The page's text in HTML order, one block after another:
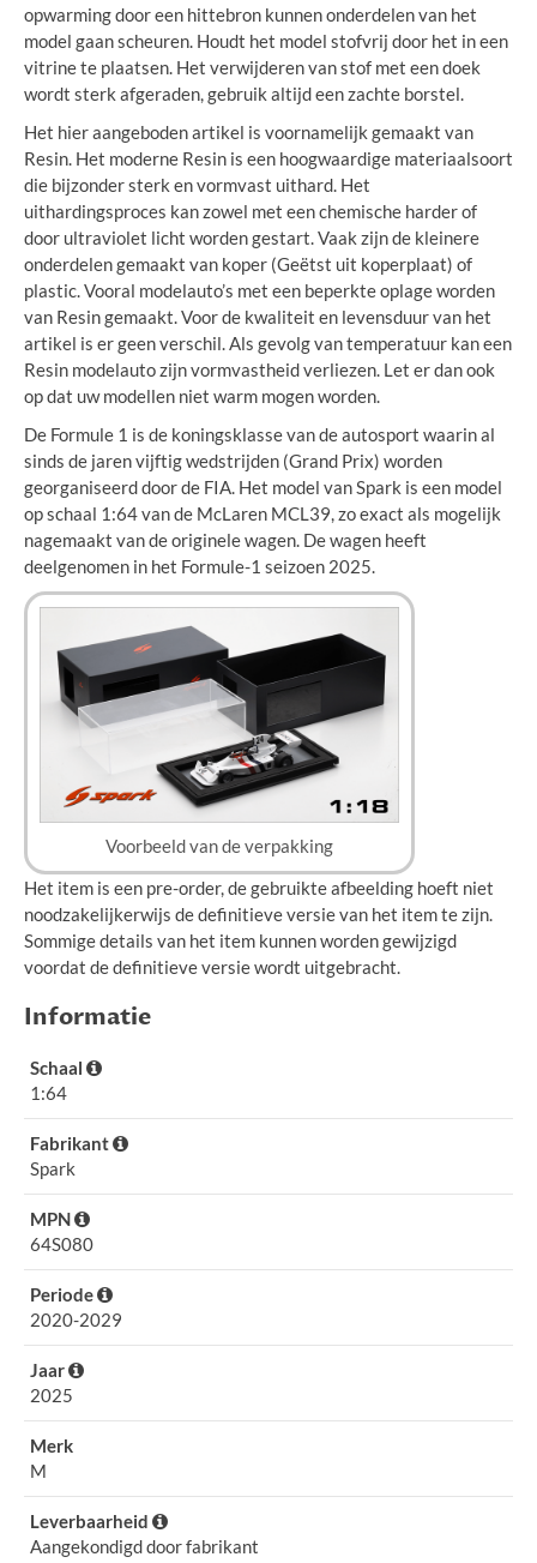
opwarming door een hittebron kunnen onderdelen van het
model gaan scheuren. Houdt het model stofvrij door het in een
vitrine te plaatsen. Het verwijderen van stof met een doek
wordt sterk afgeraden, gebruik altijd een zachte borstel.
Het hier aangeboden artikel is voornamelijk gemaakt van
Resin. Het moderne Resin is een hoogwaardige materiaalsoort
die bijzonder sterk en vormvast uithard. Het
uithardingsproces kan zowel met een chemische harder of
door ultraviolet licht worden gestart. Vaak zijn de kleinere
onderdelen gemaakt van koper (Geëtst uit koperplaat) of
plastic. Vooral modelauto’s met een beperkte oplage worden
van Resin gemaakt. Voor de kwaliteit en levensduur van het
artikel is er geen verschil. Als gevolg van temperatuur kan een
Resin modelauto zijn vormvastheid verliezen. Let er dan ook
op dat uw modellen niet warm mogen worden.
De Formule 1 is de koningsklasse van de autosport waarin al
sinds de jaren vijftig wedstrijden (Grand Prix) worden
georganiseerd door de FIA. Het model van Spark is een model
op schaal 1:64 van de McLaren MCL39, zo exact als mogelijk
nagemaakt van de originele wagen. De wagen heeft
deelgenomen in het Formule-1 seizoen 2025.
Voorbeeld van de verpakking
Het item is een pre-order, de gebruikte afbeelding hoeft niet
noodzakelijkerwijs de definitieve versie van het item te zijn.
Sommige details van het item kunnen worden gewijzigd
voordat de definitieve versie wordt uitgebracht.
Informatie
Schaal
1:64
Fabrikant
Spark
MPN
64S080
Periode
2020-2029
Jaar
2025
Merk
M
Leverbaarheid
Aangekondigd door fabrikant